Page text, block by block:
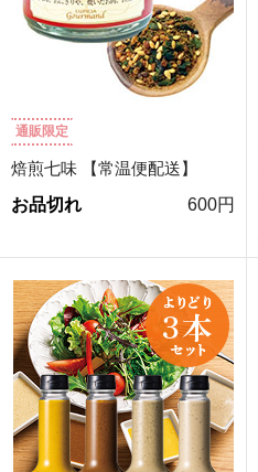
通販限定
焙煎七味 【常温便配送】
お品切れ
600円